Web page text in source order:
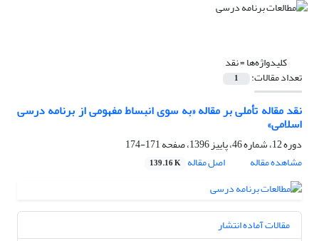
کلیدواژه‌ها =نقد
تعداد مقالات: 1
نقد مقاله تأملی بر مقاله «به سوی انبساط مفهومی از برنامه درسی
اسلامی»
دوره 12، شماره 46، پاییز 1396، صفحه
171-174
مشاهده مقاله
اصل مقاله 139.16 K
مقالات آماده انتشار